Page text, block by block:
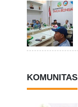
KOMUNITAS